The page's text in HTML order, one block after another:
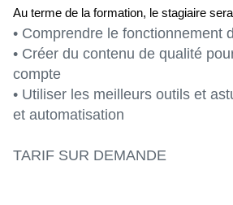
Au terme de la formation, le stagiaire
• Comprendre le fonctionnement
• Créer du contenu de qualité
compte
• Utiliser les meilleurs outils et
et automatisation
TARIF SUR DEMANDE